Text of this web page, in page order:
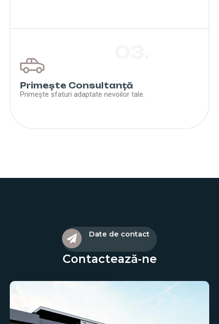
Primește Consultanță
Primește sfaturi adaptate nevoilor tale.
Date de contact
Contactează-ne